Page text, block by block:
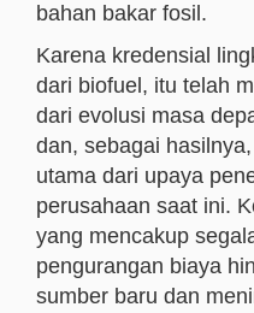
bahan bakar fosil.
Karena kredensial
dari biofuel, itu telah
dari evolusi masa
dan, sebagai
utama dari upaya
perusahaan saat ini.
yang mencakup
pengurangan biaya
sumber baru dan